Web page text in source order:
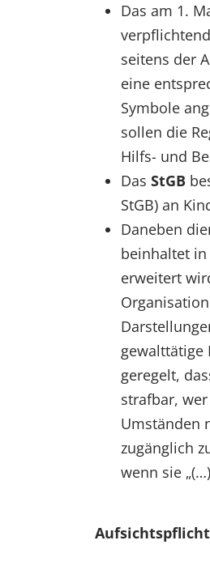
Das am 1.
seitens der
eine
Symbole
sollen die
Hilfs- und
Das StGB
StGB) an
Daneben
beinhaltet in
erweitert
gewalttätige
geregelt,
strafbar,
Umständen
zugänglich
wenn sie